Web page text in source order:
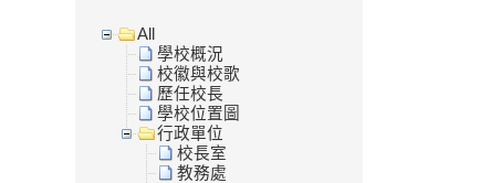
All
學校概況
校徽與校歌
歷任校長
學校位置圖
行政單位
校長室
教務處